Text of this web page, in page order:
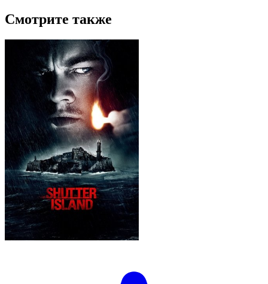
Смотрите также